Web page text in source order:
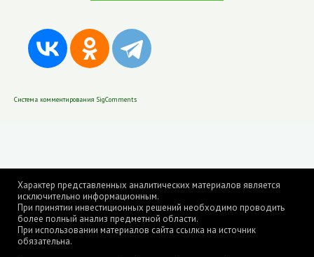
Система комментирования SigComments
Характер представленных аналитических материалов является
исключительно информационным.
При принятии инвестиционных решений необходимо проводить
более полный анализ предметной области.
При использовании материалов сайта ссылка на источник
обязательна.